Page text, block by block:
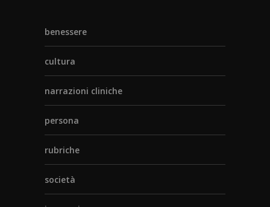
benessere
cultura
narrazioni cliniche
persona
rubriche
società